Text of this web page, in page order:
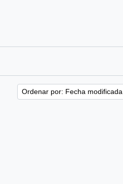
Ordenar por: Fecha modificada